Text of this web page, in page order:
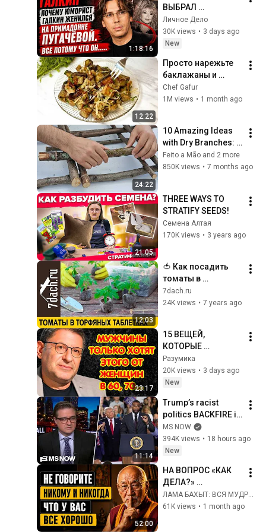
1:18:16
ВЫБРАЛ
ПУГАЧЕВУ? ЧТО ЗА
ТАЙНУ ОН
СКРЫВАЕТ
Личное Дело
30K views • 3 days ago
New
12:22
Просто нарежьте
баклажаны и
добавьте 1 яйцо!
Минимум Масла!
мяса!
Chef Gafur
1M views • 1 month ago
24:22
10 Amazing Ideas
with Dry Branches:
Cheap Rustic
Garden Decor
Feito a Mão and 2 more
850K views • 7 months ago
21:05
THREE WAYS TO
STRATIFY SEEDS!
Семена Алтая
170K views • 3 years ago
12:03
🍅 Как посадить
томаты в
торфяные
таблетки: секреты
7dach.ru
24K views • 7 years ago
23:17
15 ВЕЩЕЙ,
КОТОРЫЕ
МУЖЧИНЫ ХОТЯТ
ОТ ЖЕНЩИНЫ
ПОСЛЕ 60–70 ЛЕТ
Лабковский
Разумика
20K views • 3 days ago
New
11:14
Trump’s racist
politics BACKFIRE in
Michigan GOP
primary
MS NOW
394K views • 18 hours ago
New
52:00
НА ВОПРОС «КАК
ДЕЛА?»
СУЩЕСТВУЕТ
ЛИШЬ ОДИН
ЛАМА БАХЫТ: ВСЯ МУДРОСТЬ ВОСТОКА
61K views • 1 month ago